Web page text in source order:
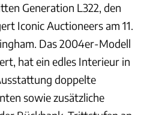
Generation L322, den
Iconic Auctioneers am 11.
Das 2004er-Modell
hat ein edles Interieur in
doppelte
sowie zusätzliche